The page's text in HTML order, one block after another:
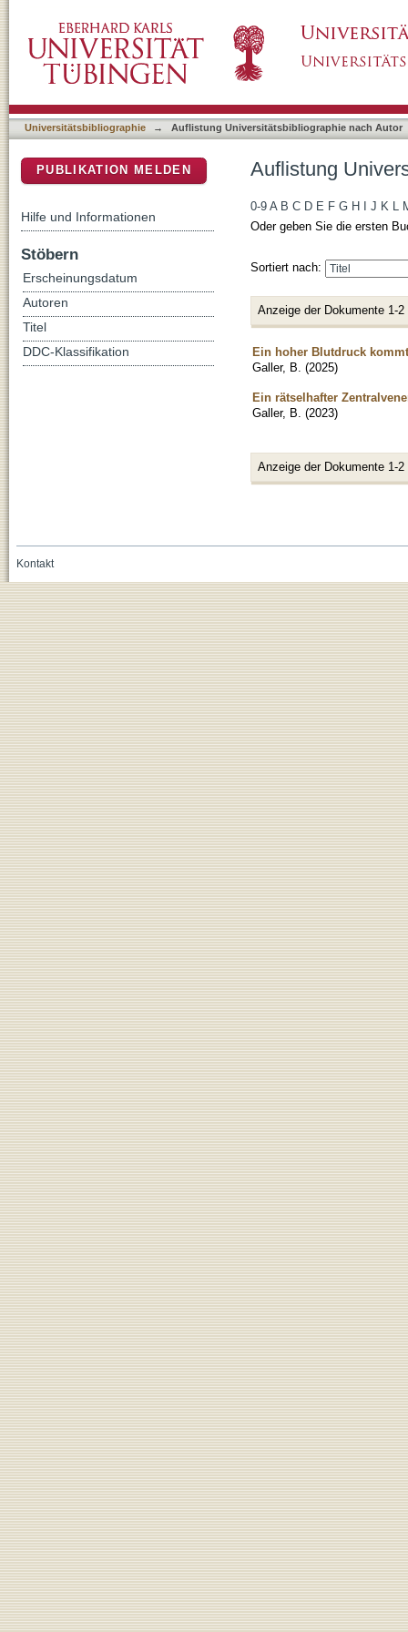
Universitätsbibliographie → Auflistung Universitätsbibliographie nach Autor
Auflistung
0-9 A B C D E F G H J K L
Oder geben Sie die ersten
Sortiert nach:
Anzeige der Dokumente 1-2
Ein hoher Blutdruck
Galler, B. (2025)
Ein rätselhafter
Galler, B. (2023)
Anzeige der Dokumente 1-2
PUBLIKATION MELDEN
Hilfe und Informationen
Stöbern
Erscheinungsdatum
Autoren
Titel
DDC-Klassifikation
Kontakt